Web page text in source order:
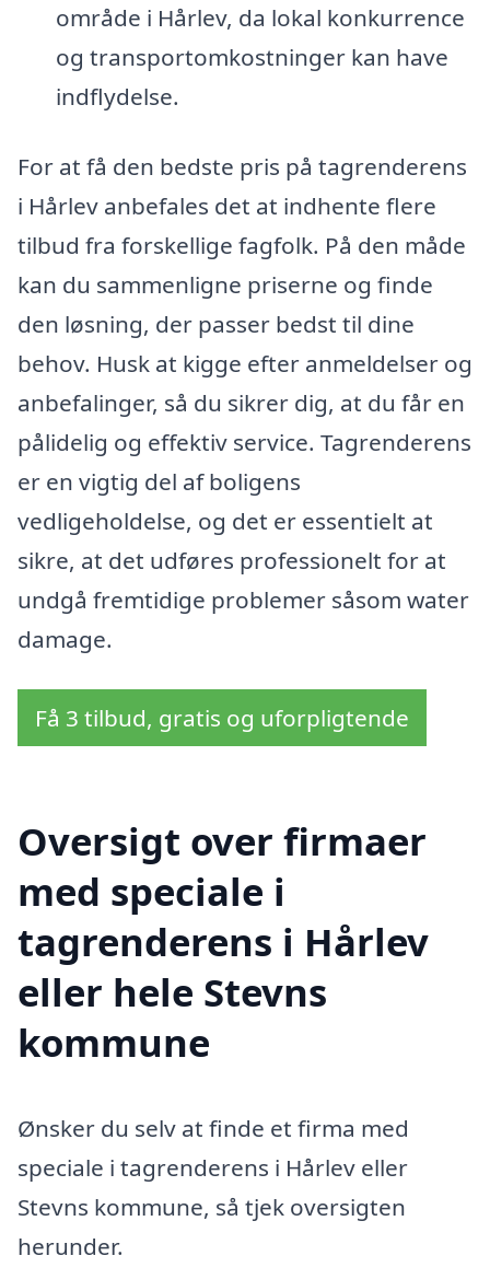
område i Hårlev, da lokal konkurrence
og transportomkostninger kan have
indflydelse.
For at få den bedste pris på tagrenderens
i Hårlev anbefales det at indhente flere
tilbud fra forskellige fagfolk. På den måde
kan du sammenligne priserne og finde
den løsning, der passer bedst til dine
behov. Husk at kigge efter anmeldelser og
anbefalinger, så du sikrer dig, at du får en
pålidelig og effektiv service. Tagrenderens
er en vigtig del af boligens
vedligeholdelse, og det er essentielt at
sikre, at det udføres professionelt for at
undgå fremtidige problemer såsom water
damage.
Få 3 tilbud, gratis og uforpligtende
Oversigt over firmaer
med speciale i
tagrenderens i Hårlev
eller hele Stevns
kommune
Ønsker du selv at finde et firma med
speciale i tagrenderens i Hårlev eller
Stevns kommune, så tjek oversigten
herunder.